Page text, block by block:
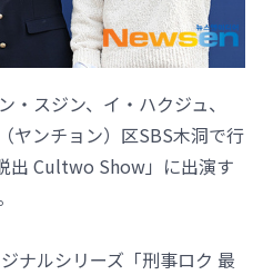
スジン、イ・ハクジュ、
ヤンチョン）区SBS木洞で行
出 Cultwo Show」に出演す
ナルシリーズ「刑事ロク 最